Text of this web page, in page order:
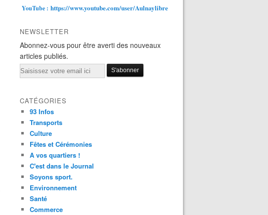
YouTube : https://www.youtube.com/user/Aulnaylibre
NEWSLETTER
Abonnez-vous pour être averti des nouveaux
articles publiés.
Email
CATÉGORIES
93 Infos
Transports
Culture
Fêtes et Cérémonies
A vos quartiers !
C'est dans le Journal
Soyons sport.
Environnement
Santé
Commerce